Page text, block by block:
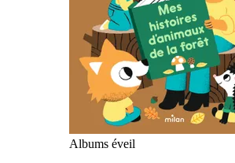
Albums éveil